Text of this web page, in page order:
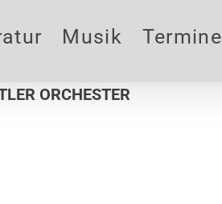
Musik Termine
ORCHESTER